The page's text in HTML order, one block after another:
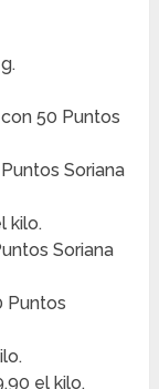
50 Puntos
Soriana
kilo.
Soriana
Puntos
el kilo.